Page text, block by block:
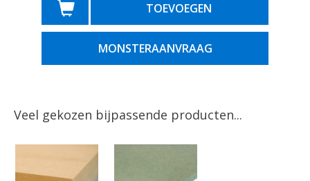
TOEVOEGEN
MONSTERAANVRAAG
Veel gekozen bijpassende producten...